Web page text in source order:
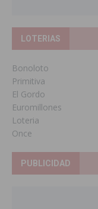
LOTERIAS
Bonoloto
Primitiva
El Gordo
Euromillones
Loteria
Once
PUBLICIDAD